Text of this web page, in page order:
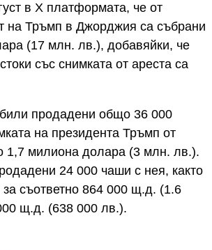
в X платформата, че от
на Тръмп в Джорджия са събрани
(17 млн. лв.), добавяйки, че
със снимката от ареста са
продадени общо 36 000
на президента Тръмп от
1,7 милиона долара (3 млн. лв.).
24 000 чаши с нея, както
за съответно 864 000 щ.д. (1.6
щ.д. (638 000 лв.).